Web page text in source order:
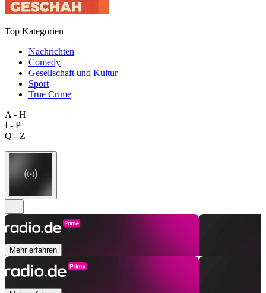
Top Kategorien
Nachrichten
Comedy
Gesellschaft und Kultur
Sport
True Crime
A - H
I - P
Q - Z
Mehr erfahren